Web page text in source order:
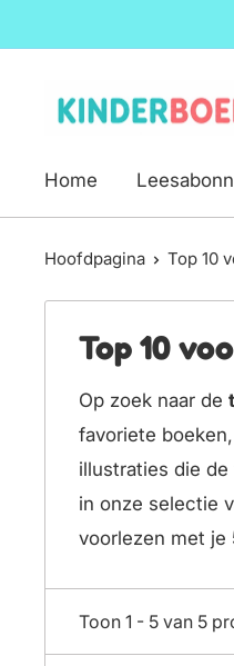
naar
Kinderboekenland.nl
Home
Hoofdpagina Top 10
Top 10
Op zoek naar de
favoriete
illustraties die
in onze selectie
voorlezen met je
Toon 1 - 5 van 5